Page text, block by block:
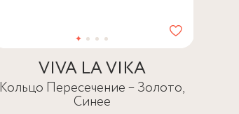
VIVA LA VIKA
Кольцо Пересечение – Золото,
Синее